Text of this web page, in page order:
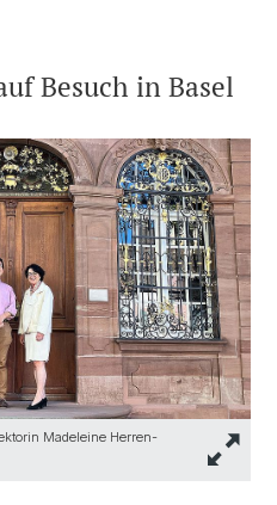
Besuch in Basel
Madeleine Herren-